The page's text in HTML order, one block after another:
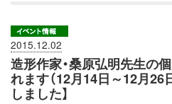
2015.12.02
造形作家・桑原弘明先生の
れます（12月14日～12月26
しました】